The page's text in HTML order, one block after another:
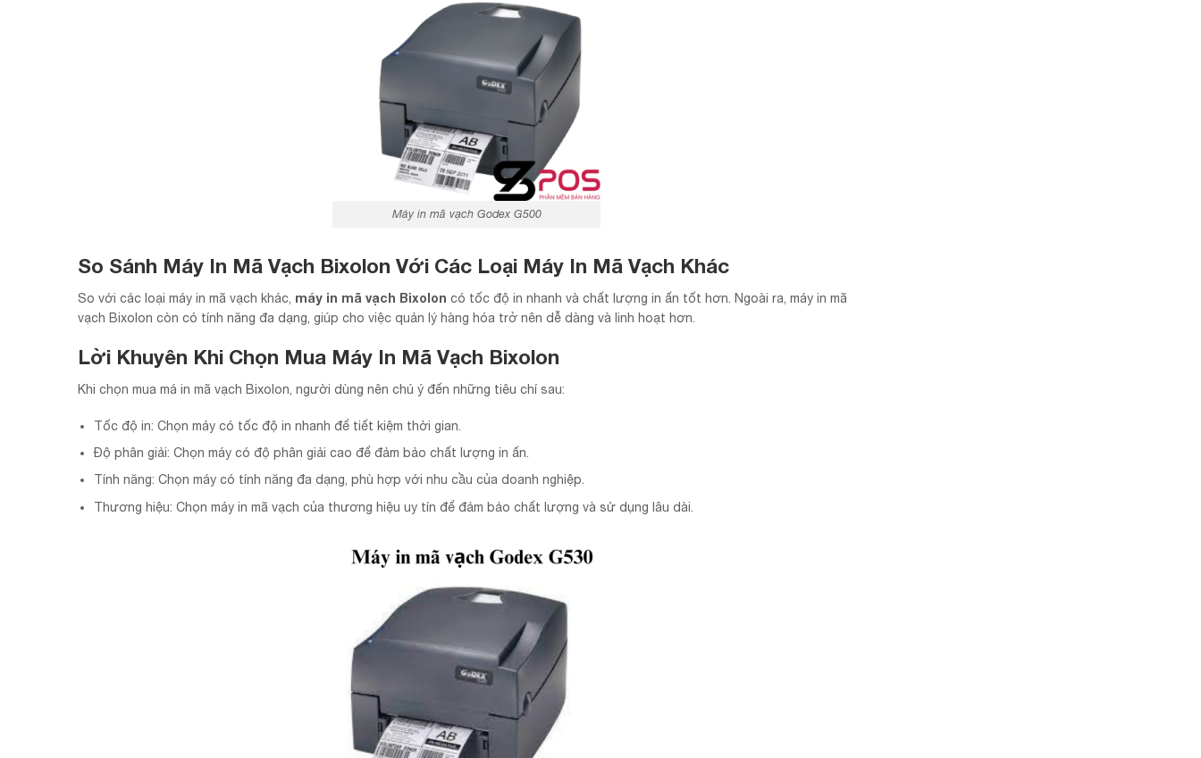
Máy in mã vạch Godex G500
So Sánh Máy In Mã Vạch Bixolon Với Các Loại Máy In Mã Vạch Khác
So với các loại máy in mã vạch khác, máy in mã vạch Bixolon có tốc độ in nhanh và chất lượng in ấn tốt hơn. Ngoài ra, máy in mã
vạch Bixolon còn có tính năng đa dạng, giúp cho việc quản lý hàng hóa trở nên dễ dàng và linh hoạt hơn.
Lời Khuyên Khi Chọn Mua Máy In Mã Vạch Bixolon
Khi chọn mua má in mã vạch Bixolon, người dùng nên chú ý đến những tiêu chí sau:
Tốc độ in: Chọn máy có tốc độ in nhanh để tiết kiệm thời gian.
Độ phân giải: Chọn máy có độ phân giải cao để đảm bảo chất lượng in ấn.
Tính năng: Chọn máy có tính năng đa dạng, phù hợp với nhu cầu của doanh nghiệp.
Thương hiệu: Chọn máy in mã vạch của thương hiệu uy tín để đảm bảo chất lượng và sử dụng lâu dài.